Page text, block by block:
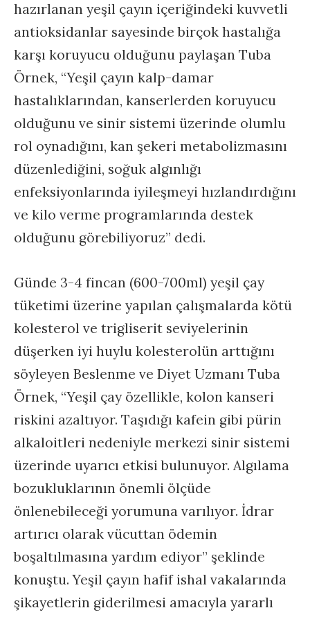
hazırlanan yeşil çayın içeriğindeki kuvvetli
antioksidanlar sayesinde birçok hastalığa
karşı koruyucu olduğunu paylaşan Tuba
Örnek, “Yeşil çayın kalp-damar
hastalıklarından, kanserlerden koruyucu
olduğunu ve sinir sistemi üzerinde olumlu
rol oynadığını, kan şekeri metabolizmasını
düzenlediğini, soğuk algınlığı
enfeksiyonlarında iyileşmeyi hızlandırdığını
ve kilo verme programlarında destek
olduğunu görebiliyoruz” dedi.
Günde 3-4 fincan (600-700ml) yeşil çay
tüketimi üzerine yapılan çalışmalarda kötü
kolesterol ve trigliserit seviyelerinin
düşerken iyi huylu kolesterolün arttığını
söyleyen Beslenme ve Diyet Uzmanı Tuba
Örnek, “Yeşil çay özellikle, kolon kanseri
riskini azaltıyor. Taşıdığı kafein gibi pürin
alkaloitleri nedeniyle merkezi sinir sistemi
üzerinde uyarıcı etkisi bulunuyor. Algılama
bozukluklarının önemli ölçüde
önlenebileceği yorumuna varılıyor. İdrar
artırıcı olarak vücuttan ödemin
boşaltılmasına yardım ediyor” şeklinde
konuştu. Yeşil çayın hafif ishal vakalarında
şikayetlerin giderilmesi amacıyla yararlı